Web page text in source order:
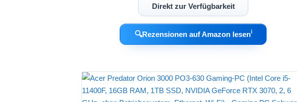
Direkt zur Verfügbarkeit
🔍Rezensionen auf Amazon lesenℹ︎